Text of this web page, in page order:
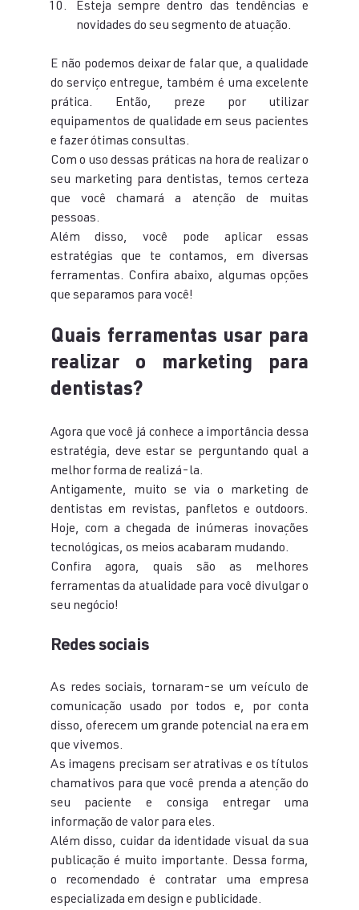
Esteja sempre dentro das tendências e
novidades do seu segmento de atuação.
E não podemos deixar de falar que, a qualidade
do serviço entregue, também é uma excelente
prática. Então, preze por utilizar
equipamentos de qualidade em seus pacientes
e fazer ótimas consultas.
Com o uso dessas práticas na hora de realizar o
seu marketing para dentistas, temos certeza
que você chamará a atenção de muitas
pessoas.
Além disso, você pode aplicar essas
estratégias que te contamos, em diversas
ferramentas. Confira abaixo, algumas opções
que separamos para você!
Quais ferramentas usar para
realizar o marketing para
dentistas?
Agora que você já conhece a importância dessa
estratégia, deve estar se perguntando qual a
melhor forma de realizá-la.
Antigamente, muito se via o marketing de
dentistas em revistas, panfletos e outdoors.
Hoje, com a chegada de inúmeras inovações
tecnológicas, os meios acabaram mudando.
Confira agora, quais são as melhores
ferramentas da atualidade para você divulgar o
seu negócio!
Redes sociais
As redes sociais, tornaram-se um veículo de
comunicação usado por todos e, por conta
disso, oferecem um grande potencial na era em
que vivemos.
As imagens precisam ser atrativas e os títulos
chamativos para que você prenda a atenção do
seu paciente e consiga entregar uma
informação de valor para eles.
Além disso, cuidar da identidade visual da sua
publicação é muito importante. Dessa forma,
o recomendado é contratar uma empresa
especializada em design e publicidade.